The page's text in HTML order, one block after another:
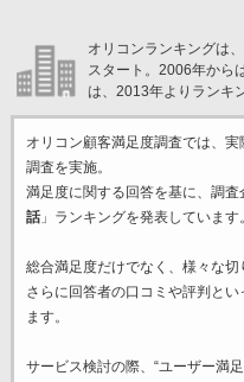
オリコンランキングは
スタート。2006年から
は、2013年よりランキ
オリコン顧客満足度調査では、
調査を実施。
満足度に関する回答を基に、調査
話」ランキングを発表しています。
総合満足度だけでなく、様々な切
さらに回答者の口コミや評判と
ます。
サービス検討の際、“ユーザー満